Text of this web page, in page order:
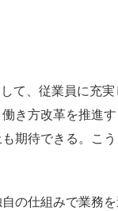
、従業員に充
き方改革を推進
期待できる。こ
の仕組みで業務